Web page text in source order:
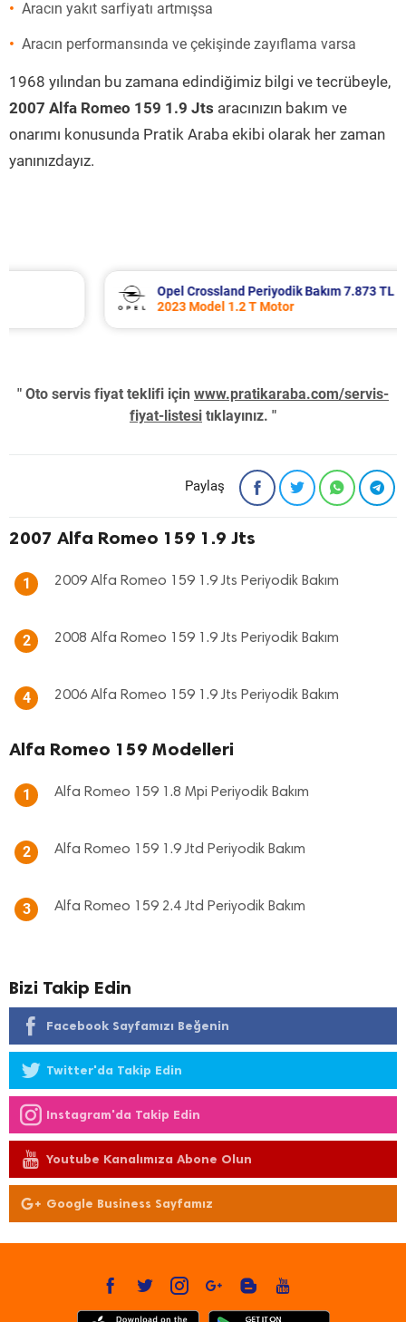
Aracın yakıt sarfiyatı artmışsa
Aracın performansında ve çekişinde zayıflama varsa
1968 yılından bu zamana edindiğimiz bilgi ve tecrübeyle,
2007 Alfa Romeo 159 1.9 Jts aracınızın bakım ve
onarımı konusunda Pratik Araba ekibi olarak her zaman
yanınızdayız.
Opel Crossland Periyodik Bakım 7.873 TL
2023 Model 1.2 T Motor
" Oto servis fiyat teklifi için www.pratikaraba.com/servis-
fiyat-listesi tıklayınız. "
Paylaş
2007 Alfa Romeo 159 1.9 Jts
1 2009 Alfa Romeo 159 1.9 Jts Periyodik Bakım
2 2008 Alfa Romeo 159 1.9 Jts Periyodik Bakım
4 2006 Alfa Romeo 159 1.9 Jts Periyodik Bakım
Alfa Romeo 159 Modelleri
1 Alfa Romeo 159 1.8 Mpi Periyodik Bakım
2 Alfa Romeo 159 1.9 Jtd Periyodik Bakım
3 Alfa Romeo 159 2.4 Jtd Periyodik Bakım
Bizi Takip Edin
Facebook Sayfamızı Beğenin
Twitter'da Takip Edin
Instagram'da Takip Edin
Youtube Kanalımıza Abone Olun
Google Business Sayfamız